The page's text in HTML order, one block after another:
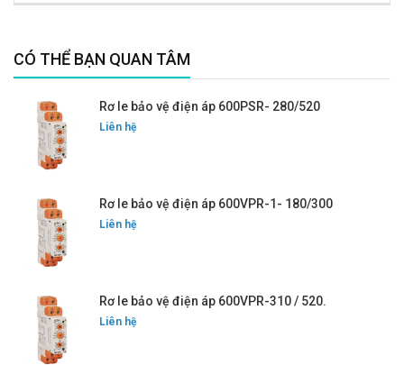
CÓ THỂ BẠN QUAN TÂM
Rơ le bảo vệ điện áp 600PSR- 280/520
Liên hệ
Rơ le bảo vệ điện áp 600VPR-1- 180/300
Liên hệ
Rơ le bảo vệ điện áp 600VPR-310 / 520.
Liên hệ